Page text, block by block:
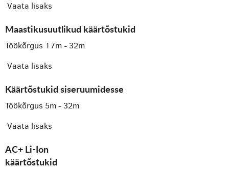
Vaata lisaks
Maastikusuutlikud käärtõstukid
Töökõrgus 17m - 32m
Vaata lisaks
Käärtõstukid siseruumidesse
Töökõrgus 5m - 32m
Vaata lisaks
AC+ Li-Ion
käärtõstukid